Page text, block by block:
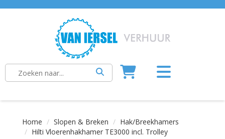
Home Slopen & Breken
Hak/Breekhamers
Hilti Vloerenhakhamer TE3000 incl. Trolley